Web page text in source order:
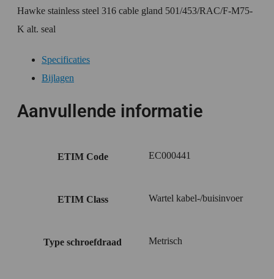
Hawke stainless steel 316 cable gland 501/453/RAC/F-M75-
K alt. seal
Specificaties
Bijlagen
Aanvullende informatie
ETIM Code EC000441
ETIM Class Wartel kabel-/buisinvoer
Type schroefdraad Metrisch